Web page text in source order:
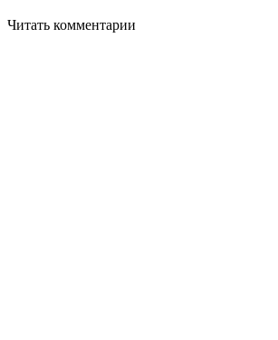
Читать комментарии